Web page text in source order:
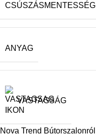
CSÚSZÁSMENTESSÉG
ANYAG
VASTAGSÁG
Nova Trend Bútorszalonról